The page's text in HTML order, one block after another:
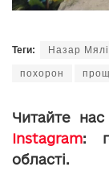
Теги: Назар
похорон
Читайте
Instagram:
області.